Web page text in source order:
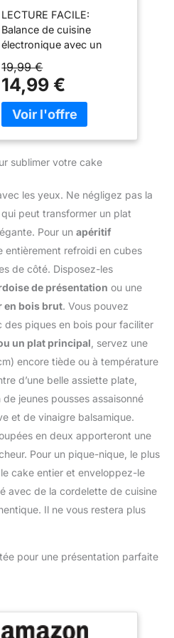
des fruits et plus encore
avec une précision
incroyable, un contrôle
précis des portions et
une cuisine plus saine.
【Fonction Tare
Pratique】Cette option
vous permet de
soustraire le poids du
conteneur du poids total
aux ingrédients secs et
liquide 【Facile à
nettoyer et à ranger】 La
plate-forme de mesure
acier inoxydable est
facile à nettoyer et à
entretenir. Peut être
facilement rangé lorsqu'il
approprié pour cuisiner à
la maison et servir des
aliments ou des liquides.
【Après-vente】 Si vous
avez un problème avec la
balance de cuisine,
n'hésitez pas à nous
contacter. Nous vous
offrons le meilleur service
client.
- 5kg - Blanc
LECTURE FACILE:
Balance de cuisine
électronique avec un
rétroéclairé affichant des
chiffres de 1.6cm, pour
une lecture facile
CONFORT
verre trempé antirayures
(17.5x22.5cm) facile à
nettoyer de la balance de
les tailles de contenants
HAUTE CAPACITÉ:
conçue pour réaliser des
préparations et des
la capacité de 5kg est
idéale pour concocter
une grande variété de
recettes, notamment des
cookies, des pancakes,
pâtes à pain et bien plus
PRÉCISION OPTIMALE:
une balance de cuisine
pour toutes vos envies
de pâtisserie, assurant
des mesures précises à
0.5g (jusqu'à 999g) et 1g
près (au-dessus de 1kg)
temps lors de la
vous permet de remettre
la balance de cuisine à
19,99 €
14,99 €
sublimer votre cake
les yeux. Ne négligez pas la
peut transformer un plat
Pour un apéritif
entièrement refroidi en cubes
de côté. Disposez-les
de présentation ou une
en bois brut. Vous pouvez
piques en bois pour faciliter
un plat principal, servez une
encore tiède ou à température
d’une belle assiette plate,
jeunes pousses assaisonné
et de vinaigre balsamique.
en deux apporteront une
Pour un pique-nique, le plus
cake entier et enveloppez-le
avec de la cordelette de cuisine
Il ne vous restera plus
pour une présentation parfaite